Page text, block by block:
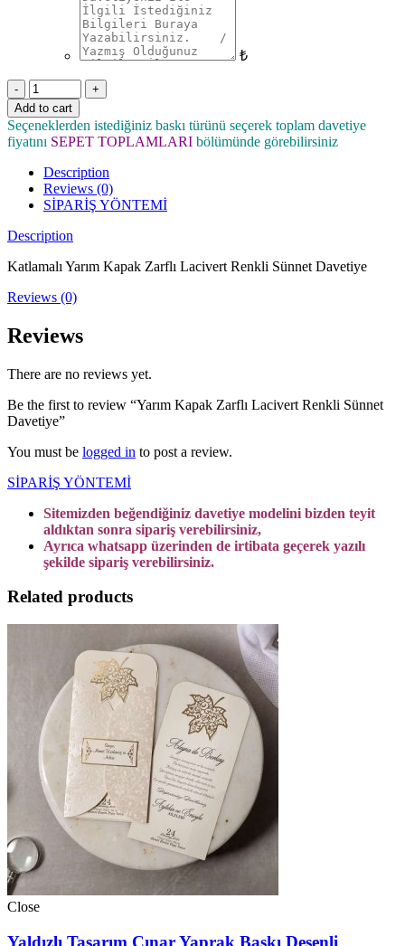
₺
Quantity
Add to cart
Seçeneklerden istediğiniz baskı türünü seçerek toplam davetiye
fiyatını SEPET TOPLAMLARI bölümünde görebilirsiniz
Description
Reviews (0)
SİPARİŞ YÖNTEMİ
Description
Katlamalı Yarım Kapak Zarflı Lacivert Renkli Sünnet Davetiye
Reviews (0)
Reviews
There are no reviews yet.
Be the first to review “Yarım Kapak Zarflı Lacivert Renkli Sünnet
Davetiye”
You must be logged in to post a review.
SİPARİŞ YÖNTEMİ
Sitemizden beğendiğiniz davetiye modelini bizden teyit
aldıktan sonra sipariş verebilirsiniz,
Ayrıca whatsapp üzerinden de irtibata geçerek yazılı
şekilde sipariş verebilirsiniz.
Related products
Close
Yaldızlı Tasarım Çınar Yaprak Baskı Desenli